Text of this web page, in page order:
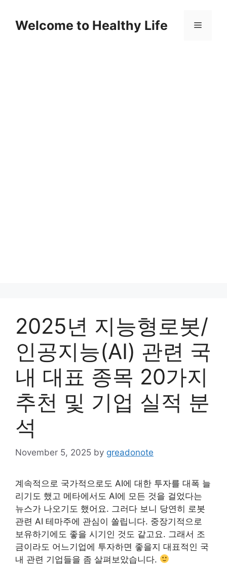
contentWelcome to Healthy Life Menu
2025년 지능형로봇/
인공지능(AI) 관련 국
내 대표 종목 20가지
추천 및 기업 실적 분
석
November 5, 2025 by greadonote
계속적으로 국가적으로도 AI에 대한 투자를 대폭 늘
리기도 했고 메타에서도 AI에 모든 것을 걸었다는
뉴스가 나오기도 했어요. 그러다 보니 당연히 로봇
관련 AI 테마주에 관심이 쏠립니다. 중장기적으로
보유하기에도 좋을 시기인 것도 같고요. 그래서 조
금이라도 어느기업에 투자하면 좋을지 대표적인 국
내 관련 기업들을 좀 살펴보았습니다.